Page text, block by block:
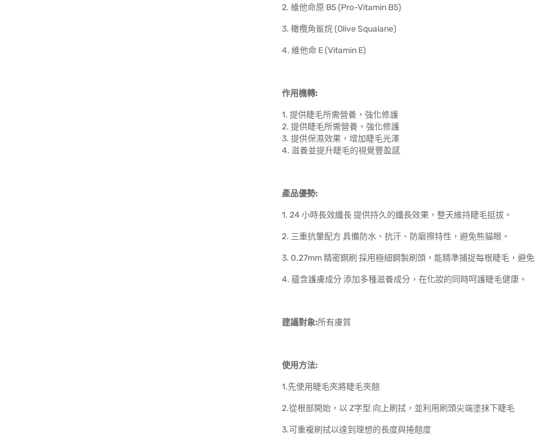
2. 維他命原 B5 (Pro-Vitamin B5)
3. 橄欖角鯊烷 (Olive Squalane)
4. 維他命 E (Vitamin E)
作用機轉:
1. 提供睫毛所需營養，強化修護
2. 提供睫毛所需營養，強化修護
3. 提供保濕效果，增加睫毛光澤
4. 滋養並提升睫毛的視覺豐盈感
產品優勢:
1. 24 小時長效纖長 提供持久的纖長效果，整天維持睫毛挺拔。
2. 三重抗暈配方 具備防水、抗汗、防磨擦特性，避免熊貓眼。
3. 0.27mm 精密鋼刷 採用極細鋼製刷頭，能精準捕捉每根睫毛，避
4. 蘊含護膚成分 添加多種滋養成分，在化妝的同時呵護睫毛健康。
建議對象:所有膚質
使用方法:
1.先使用睫毛夾將睫毛夾翹
2.從根部開始，以 Z字型 向上刷拭，並利用刷頭尖端塗抹下睫毛
3.可重複刷拭以達到理想的長度與捲翹度